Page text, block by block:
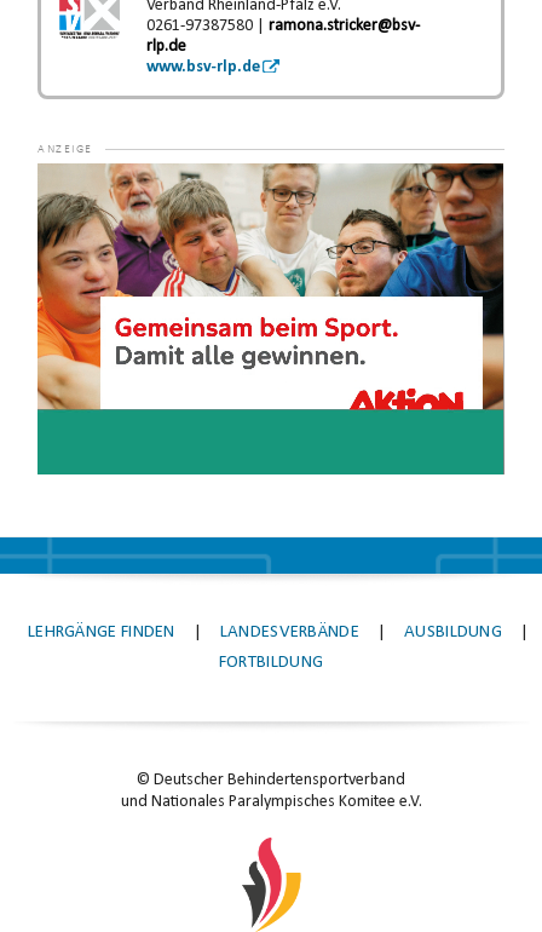
Verband Rheinland-Pfalz e.V.
0261-97387580 | ramona.stricker@bsv-
rlp.de
www.bsv-rlp.de
Player
LEHRGÄNGE FINDEN LANDESVERBÄNDE AUSBILDUNG
FORTBILDUNG
© Deutscher Behindertensportverband
und Nationales Paralympisches Komitee e.V.